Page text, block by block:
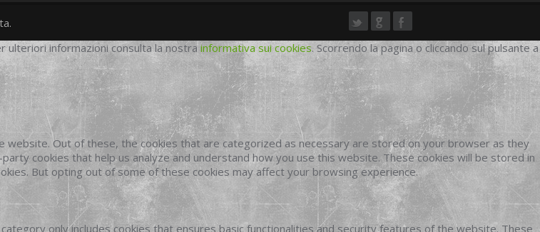
informazioni consulta la nostra informativa sui cookies. Scorrendo la pagina o cliccando sul pulsante a
Out of these, the cookies that are categorized as necessary are stored on your browser as they
cookies that help us analyze and understand how you use this website. These cookies will be stored in
But opting out of some of these cookies may affect your browsing experience.
only includes cookies that ensures basic functionalities and security features of the website. These